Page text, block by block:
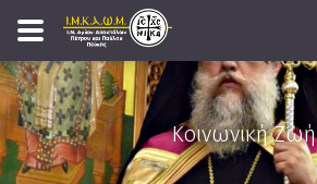
Κοινωνική Ζωή